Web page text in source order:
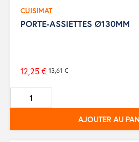
CUISIMAT
PORTE-ASSIETTES Ø130MM
Prix
de
base
13,61 €
12,25 €
AJOUTER AU